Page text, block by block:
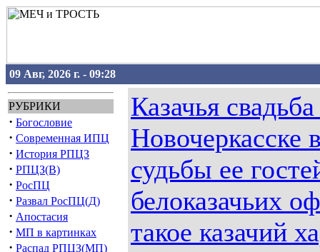
09 Авг, 2026 г. - 09:28
РУБРИКИ
· Богословие
· Современная ИПЦ
· История РПЦЗ
· РПЦЗ(В)
· РосПЦ
· Развал РосПЦ(Д)
· Апостасия
· МП в картинках
· Распад РПЦЗ(МП)
Казачья
Новочеркасске
судьбы ее
белоказачьих
такое казачий